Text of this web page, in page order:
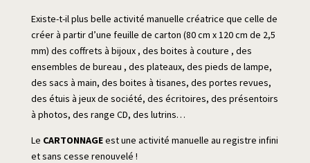
Existe-t-il plus belle activité manuelle créatrice que celle de
créer à partir d’une feuille de carton (80 cm x 120 cm de 2,5
mm) des coffrets à bijoux , des boites à couture , des
ensembles de bureau , des plateaux, des pieds de lampe,
des sacs à main, des boites à tisanes, des portes revues,
des étuis à jeux de société, des écritoires, des présentoirs
à photos, des range CD, des lutrins…
Le CARTONNAGEest une activité manuelle au registre infini
et sans cesse renouvelé !